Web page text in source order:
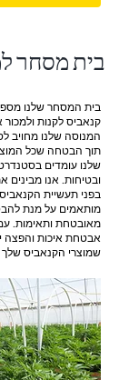
בית מסחר
בית המסחר שלנו
קנאביס לקנות
המנוסה שלנו מחויב
תוך הבטחה שכל
שלנו עומדים
ובטיחות. אנו מבינים
בפני תעשיית
מותאמים על מנת
מאובטחת ותאימות.
אבטחת איכות והפצה
שמוצרי הקנאביס שלך